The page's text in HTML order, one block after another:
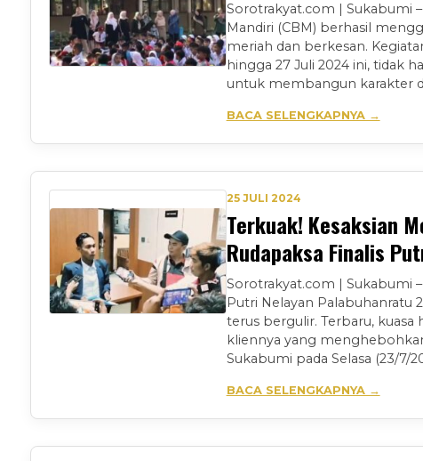
Sorotrakyat.com | Sukabumi
Mandiri (CBM) berhasil
meriah dan berkesan.
hingga 27 Juli 2024 ini, tidak
untuk membangun karakter
BACA SELENGKAPNYA →
25 JULI 2024
Terkuak! Kesaksian
Rudapaksa Finalis
Sorotrakyat.com | Sukabumi
Putri Nelayan Palabuhanratu
terus bergulir. Terbaru,
kliennya yang
Sukabumi pada Selasa (23/7/
BACA SELENGKAPNYA →